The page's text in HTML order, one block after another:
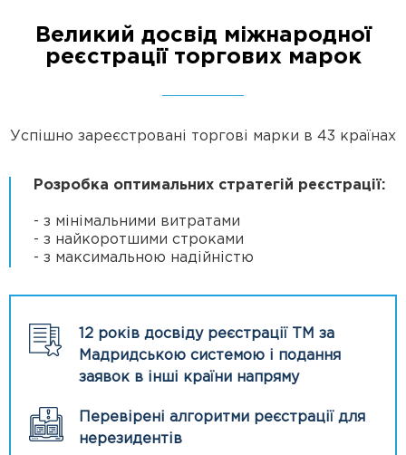
Великий досвід міжнародної
реєстрації торгових марок
Успішно зареєстровані торгові марки в 43 країнах
Розробка оптимальних стратегій реєстрації:
- з мінімальними витратами
- з найкоротшими строками
- з максимальною надійністю
12 років досвіду реєстрації ТМ за
Мадридською системою і подання
заявок в інші країни напряму
Перевірені алгоритми реєстрації для
нерезидентів